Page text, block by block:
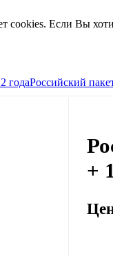
cookies. Если Вы
годаРоссийский
+